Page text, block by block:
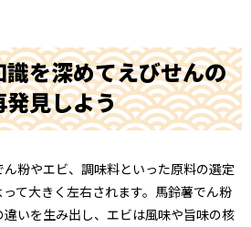
を深めてえびせんの
見しよう
粉やエビ、調味料といった原料の選定
て大きく左右されます。馬鈴薯でん粉
いを生み出し、エビは風味や旨味の核